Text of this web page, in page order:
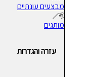
מבצעים עונתיים
מותגים
עזרה והגדרות